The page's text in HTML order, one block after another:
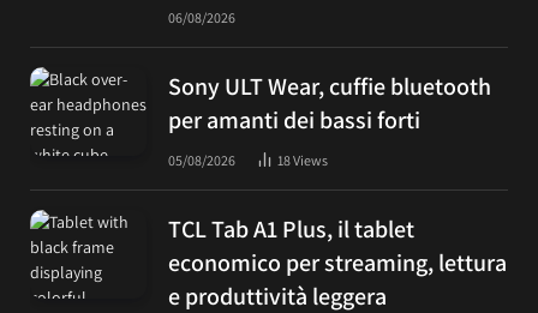
06/08/2026
Sony ULT Wear, cuffie bluetooth
per amanti dei bassi forti
05/08/2026 18Views
TCL Tab A1 Plus, il tablet
economico per streaming, lettura
e produttività leggera